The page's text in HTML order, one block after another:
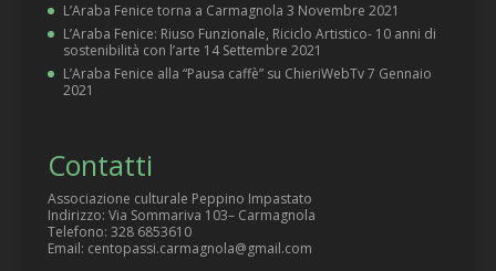
L’Araba Fenice torna a Carmagnola 3 Novembre 2021
L’Araba Fenice: Riuso Funzionale, Riciclo Artistico- 10 anni di
sostenibilità con l’arte 14 Settembre 2021
L’Araba Fenice alla “Pausa caffè” su ChieriWebTv 7 Gennaio
2021
Contatti
Associazione culturale Peppino Impastato
Indirizzo: Via Sommariva 103– Carmagnola
Telefono: 328 6853610
Email: centopassi.carmagnola@gmail.com